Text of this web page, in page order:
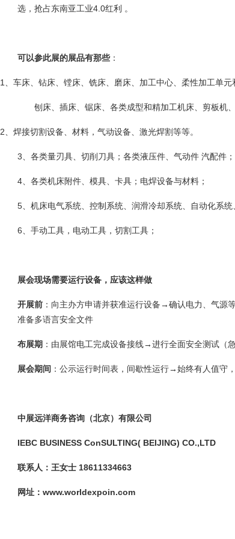
选，抢占东南亚工业4.0红利 。
可以参此展的展品有那些：
1、车床、钻床、镗床、铣床、磨床、加工中心、柔性加工单元
刨床、插床、锯床、各类成型和精加工机床、剪板机
2、焊接切割设备、材料，气动设备、激光焊割等等。
3 、各类量刃具、切削刀具；各类液压件、气动件 汽配件；
4、各类机床附件、模具、卡具；电焊设备与材料；
5、机床电气系统、控制系统、润滑冷却系统、自动化系统
6、手动工具，电动工具，切割工具；
展会现场需要运行设备，应该这样做
开展前 ：向主办方申请并获准运行设备→确认电力、气源
准备多语言安全文件
布展期 ：由展馆电工完成设备接线→进行全面安全测试（
展会期间 ：公示运行时间表，间歇性运行→始终有人值守
中展远洋商务咨询（北京）有限公司
IEBC BUSINESS ConSULTING( BEIJING) CO.,LTD
联系人：王女士 18611334663
网址： www.worldexpoin.com